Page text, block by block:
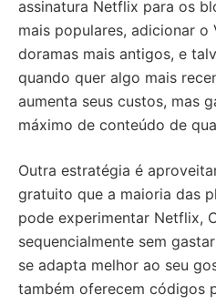
assinatura Netflix para os
mais populares, adicionar
doramas mais antigos, e
quando quer algo mais
aumenta seus custos, mas
máximo de conteúdo de
Outra estratégia é
gratuito que a maioria das
pode experimentar Netflix,
sequencialmente sem
se adapta melhor ao seu
também oferecem códigos